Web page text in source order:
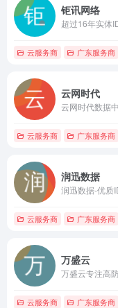
钜讯网络
云服务商 广东服务商
云网时代
云服务商 广东服务商
润迅数据
云服务商 广东服务商
万盛云
云服务商 广东服务商